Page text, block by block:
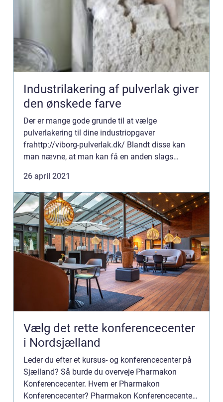
Industrilakering af pulverlak giver
den ønskede farve
Der er mange gode grunde til at vælge
pulverlakering til dine industriopgaver
frahttp://viborg-pulverlak.dk/ Blandt disse kan
man nævne, at man kan få en anden slags
lak på, men som det måske er gået ...
26 april 2021
Vælg det rette konferencecenter
i Nordsjælland
Leder du efter et kursus- og konferencecenter på
Sjælland? Så burde du overveje Pharmakon
Konferencecenter. Hvem er Pharmakon
Konferencecenter? Pharmakon Konferencecenter